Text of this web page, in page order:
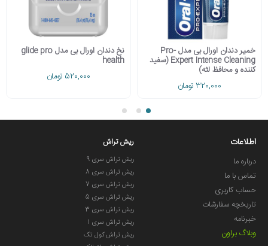
خمیر دندان اورال بی مدل Pro-
Expert Intense Cleaning (سفید
کننده و محافظ لثه)
320,000 تومان
نخ دندان اورال بی مدل glide pro
health
520,000 تومان
اطلاعات
درباره ما
تماس با ما
حساب کاربری
تاریخچه سفارشات
خبرنامه
وبلاگ براون
ریش تراش
ریش تراش سری 9
ریش تراش سری 8
ریش تراش سری 7
ریش تراش سری 5
ریش تراش سری 3
ریش تراش سری 1
ریش تراش کول تک